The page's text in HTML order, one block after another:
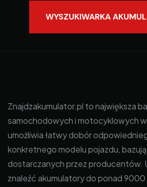
WYSZUKIWARKA
Znajdzakumulator.pl to największa
samochodowych i motocyklowych
umożliwia łatwy dobór
konkretnego modelu pojazdu,
dostarczanych przez producentów.
znaleźć akumulatory do ponad 9000